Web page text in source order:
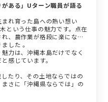
がある」Uターン職員が語る
れ育った島への熱い想い
という仕事の魅力です。点在
、農作業が格段に楽になっ
した 。
力は、沖縄本島だけでなく
感じています。
たり、その土地ならではの
さに「沖縄県ならでは」の